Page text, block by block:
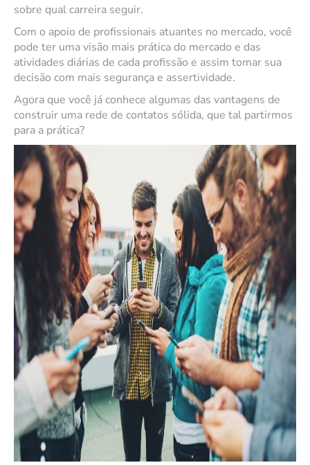
sobre qual carreira seguir.
Com o apoio de profissionais atuantes no mercado, você
pode ter uma visão mais prática do mercado e das
atividades diárias de cada profissão e assim tomar sua
decisão com mais segurança e assertividade.
Agora que você já conhece algumas das vantagens de
construir uma rede de contatos sólida, que tal partirmos
para a prática?